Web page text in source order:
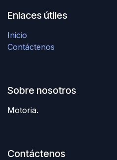
Enlaces útiles
Inicio
Contáctenos
Sobre nosotros
Motoria.
Contáctenos